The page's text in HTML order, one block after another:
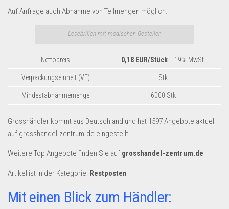
Uhren & Schmuck
Wohnen & Einrichten
Restposten für Privatpersonen
eBay Restposten kaufen
Sonderposten-Angebote
Saison & Eventprodkte
Dropshipping-Produkte
B2B Produkte
Aldi
Auf Anfrage auch Abnahme von Teilmengen möglich.
Lesebrillen mit modischen Gestellen
Nettopreis: 0,18 EUR/Stück+ 19% MwSt.
Verpackungseinheit (VE): Stk
Mindestabnahmemenge: 6000 Stk
Grosshändler kommt aus Deutschland und hat 1597 Angebote aktuell
auf grosshandel-zentrum.de eingestellt.
Weitere Top Angebote finden Sie auf grosshandel-zentrum.de
Artikel ist in der Kategorie: Restposten
Mit einen Blick zum Händler: